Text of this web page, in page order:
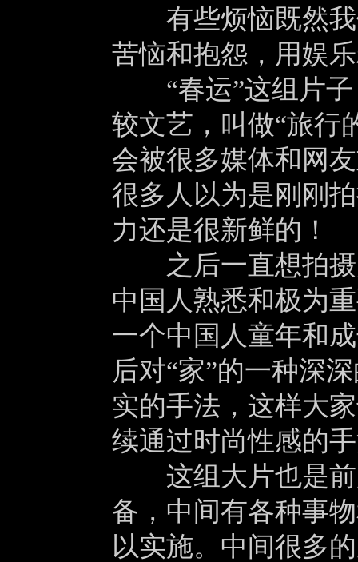
有些烦恼既然我
苦恼和抱怨，用娱
“春运”这组片子
较文艺，叫做“旅行
会被很多媒体和网
很多人以为是刚刚
力还是很新鲜的！
之后一直想拍摄
中国人熟悉和极为
一个中国人童年和
后对“家”的一种深
实的手法，这样大
续通过时尚性感的
这组大片也是前
备，中间有各种事
以实施。中间很多